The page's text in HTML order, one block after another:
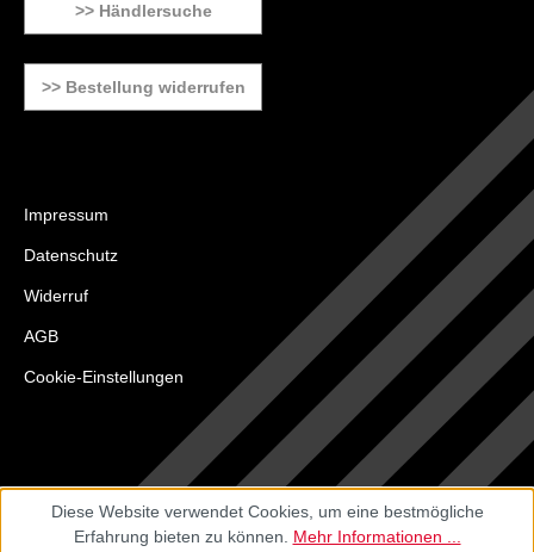
>> Händlersuche
>> Bestellung widerrufen
Impressum
Datenschutz
Widerruf
AGB
Cookie-Einstellungen
Diese Website verwendet Cookies, um eine bestmögliche
Erfahrung bieten zu können. Mehr Informationen ...